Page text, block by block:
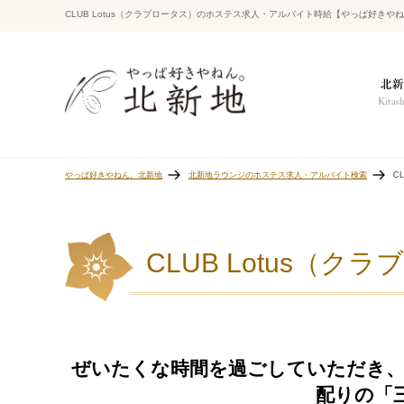
CLUB Lotus（クラブロータス）のホステス求人・アルバイト時給【やっぱ好きや
やっぱ好きやねん。北新地 北新地ラウンジのホステス求人・アルバイト検索
CLUB Lotus（クラ
ぜいたくな時間を過ごしていただき
配りの「